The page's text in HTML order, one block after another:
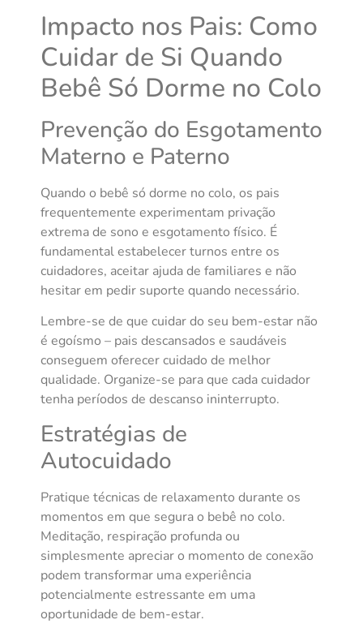
Impacto nos Pais: Como
Cuidar de Si Quando
Bebê Só Dorme no Colo
Prevenção do Esgotamento
Materno e Paterno
Quando o bebê só dorme no colo, os pais
frequentemente experimentam privação
extrema de sono e esgotamento físico. É
fundamental estabelecer turnos entre os
cuidadores, aceitar ajuda de familiares e não
hesitar em pedir suporte quando necessário.
Lembre-se de que cuidar do seu bem-estar não
é egoísmo – pais descansados e saudáveis
conseguem oferecer cuidado de melhor
qualidade. Organize-se para que cada cuidador
tenha períodos de descanso ininterrupto.
Estratégias de
Autocuidado
Pratique técnicas de relaxamento durante os
momentos em que segura o bebê no colo.
Meditação, respiração profunda ou
simplesmente apreciar o momento de conexão
podem transformar uma experiência
potencialmente estressante em uma
oportunidade de bem-estar.